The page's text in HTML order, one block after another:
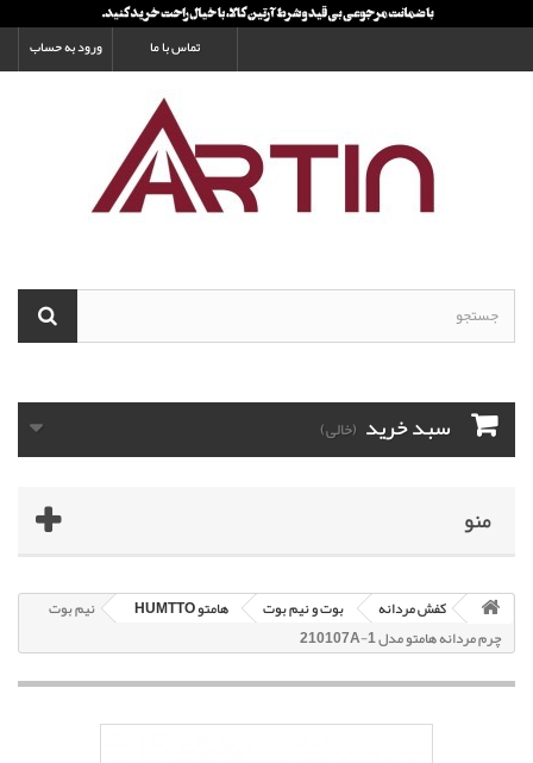
ورود به حساب تماس با ما
سبد خرید (خالی)
منو
کفش مردانه بوت و نیم بوت هامتو HUMTTO
نیم بوت
چرم مردانه هامتو مدل 210107A-1